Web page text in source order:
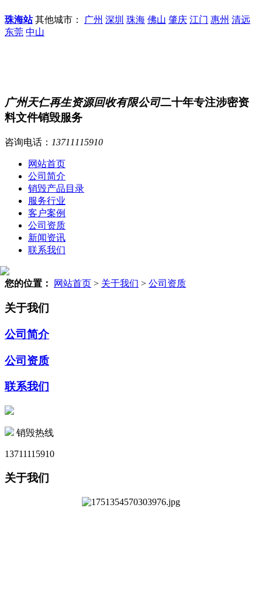
珠海站其他城市： 广州 深圳 珠海 佛山 肇庆 江门 惠州 清远
东莞 中山
广州天仁再生资源回收有限公司二十年专注涉密资
料文件销毁服务
咨询电话： 13711115910
网站首页
公司简介
销毁产品目录
服务行业
客户案例
公司资质
新闻资讯
联系我们
您的位置： 网站首页 > 关于我们 > 公司资质
关于我们
公司简介
公司资质
联系我们
销毁热线
13711115910
关于我们